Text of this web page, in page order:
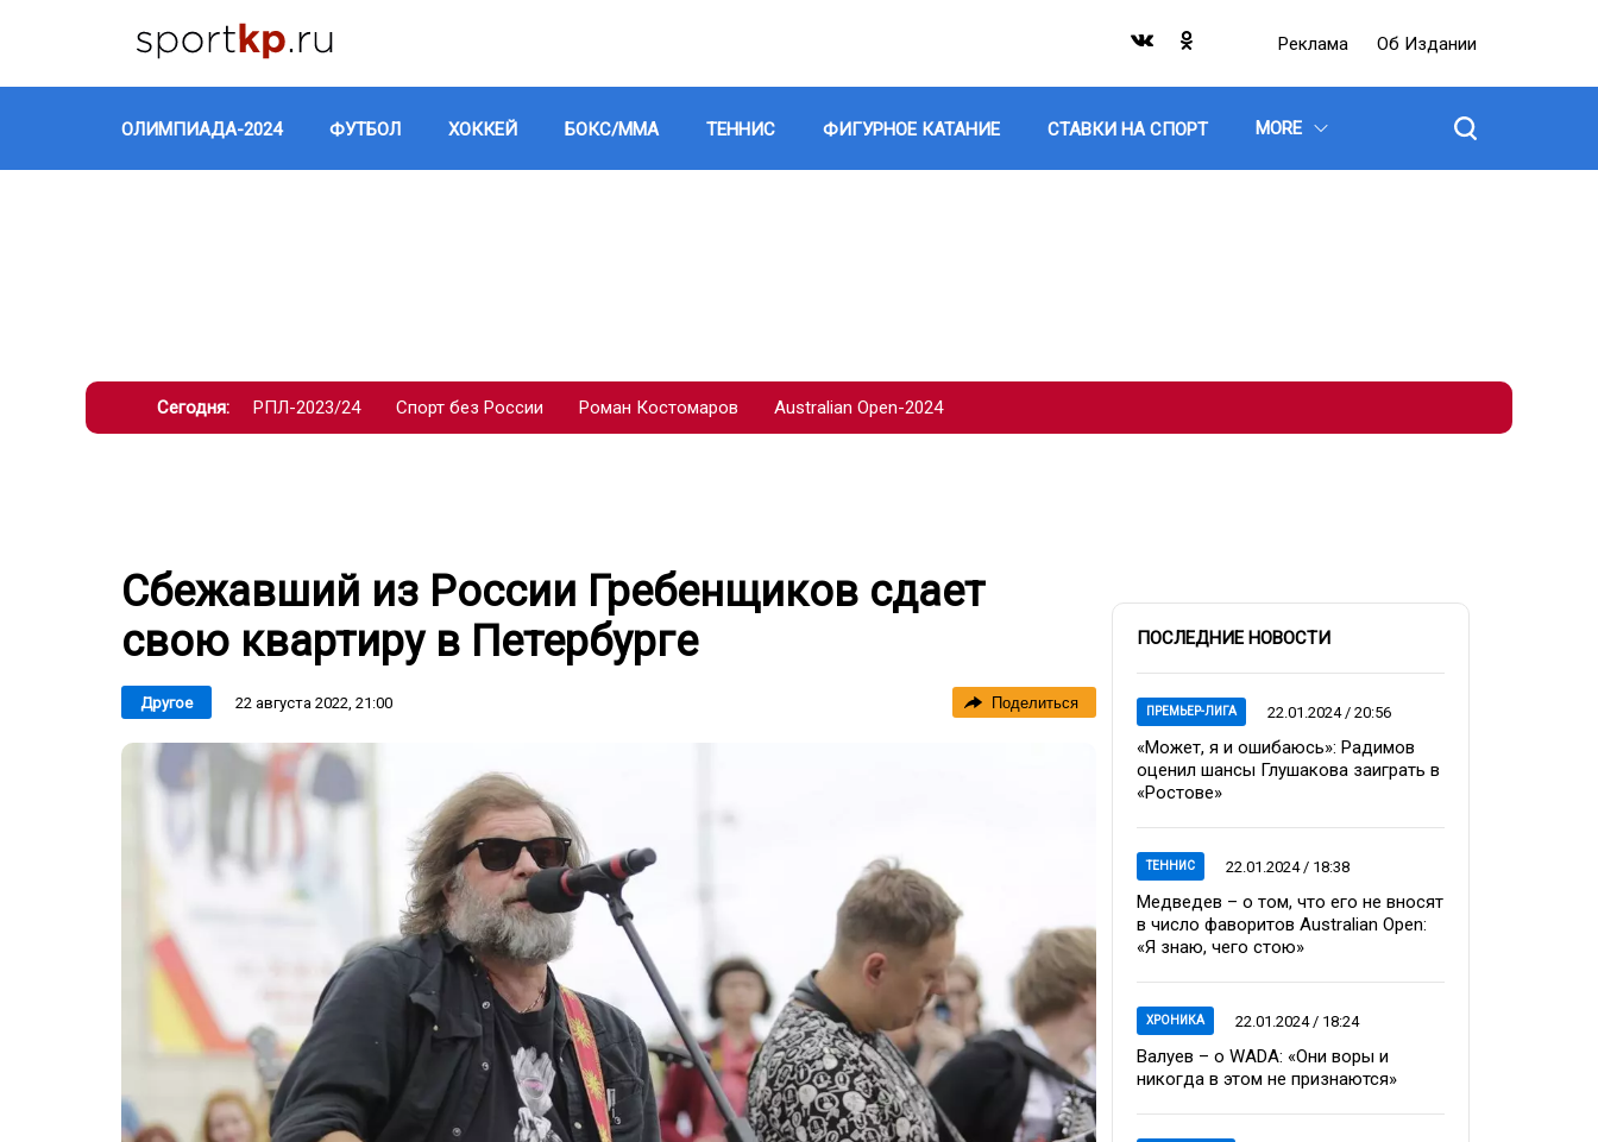
Реклама Об Издании
ОЛИМПИАДА-2024 ФУТБОЛ ХОККЕЙ БОКС/ММА ТЕННИС ФИГУРНОЕ КАТАНИЕ СТАВКИ НА СПОРТ MORE
Сегодня: РПЛ-2023/24 Спорт без России Роман Костомаров Australian Open-2024
Сбежавший из России Гребенщиков сдает
свою квартиру в Петербурге
Другое 22 августа 2022, 21:00 Поделиться
ПОСЛЕДНИЕ НОВОСТИ
ПРЕМЬЕР-ЛИГА 22.01.2024 / 20:56
«Может, я и ошибаюсь»: Радимов
оценил шансы Глушакова заиграть в
«Ростове»
ТЕННИС 22.01.2024 / 18:38
Медведев – о том, что его не вносят
в число фаворитов Australian Open:
«Я знаю, чего стою»
ХРОНИКА 22.01.2024 / 18:24
Валуев – о WADA: «Они воры и
никогда в этом не признаются»